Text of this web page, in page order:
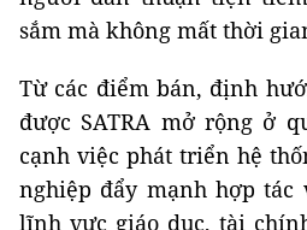
sắm mà không mất thời
Từ các điểm bán, định
được SATRA mở rộng ở
cạnh việc phát triển hệ
nghiệp đẩy mạnh hợp
lĩnh vực giáo dục, tài